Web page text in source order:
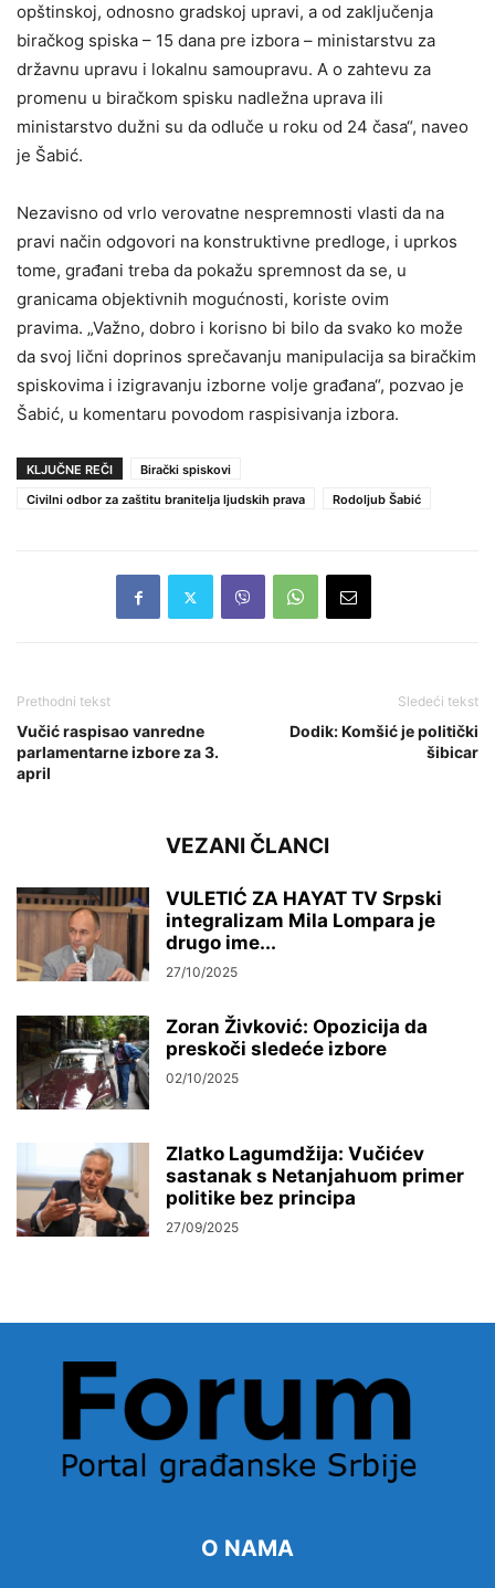
opštinskoj, odnosno gradskoj upravi, a od zaključenja
biračkog spiska – 15 dana pre izbora – ministarstvu za
državnu upravu i lokalnu samoupravu. A o zahtevu za
promenu u biračkom spisku nadležna uprava ili
ministarstvo dužni su da odluče u roku od 24 časa“, naveo
je Šabić.
Nezavisno od vrlo verovatne nespremnosti vlasti da na
pravi način odgovori na konstruktivne predloge, i uprkos
tome, građani treba da pokažu spremnost da se, u
granicama objektivnih mogućnosti, koriste ovim
pravima. „Važno, dobro i korisno bi bilo da svako ko može
da svoj lični doprinos sprečavanju manipulacija sa biračkim
spiskovima i izigravanju izborne volje građana“, pozvao je
Šabić, u komentaru povodom raspisivanja izbora.
KLJUČNE REČI
Birački spiskovi
Civilni odbor za zaštitu branitelja ljudskih prava
Rodoljub Šabić
Prethodni tekst
Vučić raspisao vanredne
parlamentarne izbore za 3.
april
Sledeći tekst
Dodik: Komšić je politički
šibicar
VEZANI ČLANCI
VULETIĆ ZA HAYAT TV Srpski
integralizam Mila Lompara je
drugo ime...
27/10/2025
Zoran Živković: Opozicija da
preskoči sledeće izbore
02/10/2025
Zlatko Lagumdžija: Vučićev
sastanak s Netanjahuom primer
politike bez principa
27/09/2025
O NAMA